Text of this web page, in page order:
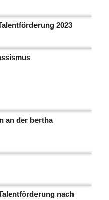
2023
an der bertha
nach